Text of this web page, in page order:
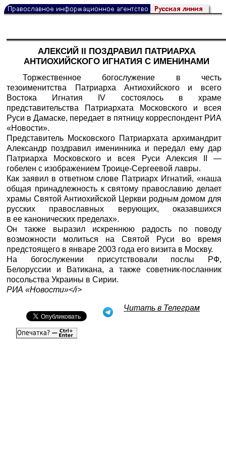
АЛЕКСИЙ II ПОЗДРАВИЛ ПАТРИАРХА
АНТИОХИЙСКОГО ИГНАТИЯ С ИМЕНИНАМИ
Торжественное богослужение в честь
тезоименитства Патриарха Антиохийского и всего
Востока Игнатия IV состоялось в храме
представительства Патриархата Московского и всея
Руси в Дамаске, передает в пятницу корреспондент РИА
«Новости».
Представитель Московского Патриархата архимандрит
Александр поздравил именинника и передал ему дар
Патриарха Московского и всея Руси Алексия II —
гобелен с изображением Троице-Сергеевой лавры.
Как заявил в ответном слове Патриарх Игнатий, «наша
общая принадлежность к святому православию делает
храмы Святой Антиохийской Церкви родным домом для
русских православных верующих, оказавшихся
в ее канонических пределах».
Он также выразил искреннюю радость по поводу
возможности молиться на Святой Руси во время
предстоящего в январе 2003 года его визита в Москву.
На богослужении присутствовали послы РФ,
Белоруссии и Ватикана, а также советник-посланник
посольства Украины в Сирии.
РИА «Новости»</i>
Читать в Телеграм